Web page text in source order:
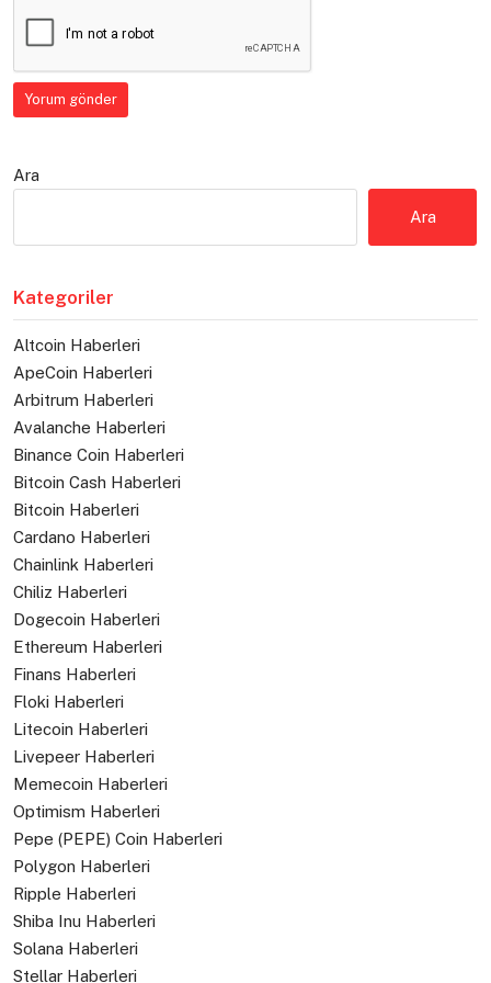
Ara
Ara
Kategoriler
Altcoin Haberleri
ApeCoin Haberleri
Arbitrum Haberleri
Avalanche Haberleri
Binance Coin Haberleri
Bitcoin Cash Haberleri
Bitcoin Haberleri
Cardano Haberleri
Chainlink Haberleri
Chiliz Haberleri
Dogecoin Haberleri
Ethereum Haberleri
Finans Haberleri
Floki Haberleri
Litecoin Haberleri
Livepeer Haberleri
Memecoin Haberleri
Optimism Haberleri
Pepe (PEPE) Coin Haberleri
Polygon Haberleri
Ripple Haberleri
Shiba Inu Haberleri
Solana Haberleri
Stellar Haberleri